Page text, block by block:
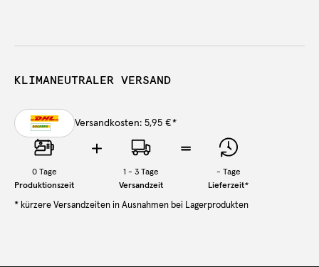
KLIMANEUTRALER VERSAND
Versandkosten: 5,95 €*
0Tage
Produktionszeit
1 - 3 Tage
Versandzeit
- Tage
Lieferzeit*
* kürzere Versandzeiten in Ausnahmen bei Lagerprodukten